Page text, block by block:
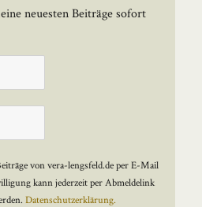
neuesten Beiträge sofort
von vera-lengsfeld.de per E-Mail
kann jederzeit per Abmeldelink
Datenschutzerklärung.